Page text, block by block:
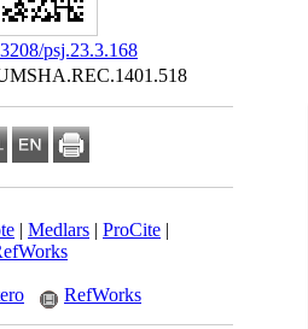
psj.23.3.168
| Medlars | ProCite |
RefWorks